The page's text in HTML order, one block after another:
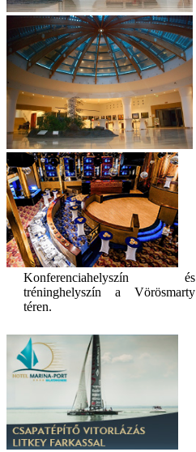
Konferenciahelyszín és
tréninghelyszín a Vörösmarty
téren.